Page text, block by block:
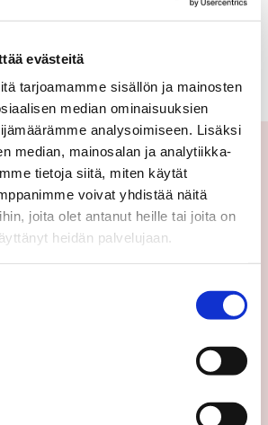
evästeitä
tarjoamamme sisällön ja mainosten
median ominaisuuksien
analysoimiseen. Lisäksi
median, mainosalan ja analytiikka-
tietoja siitä, miten käytät
voivat yhdistää näitä
joita olet antanut heille tai joita on
heidän palvelujaan.